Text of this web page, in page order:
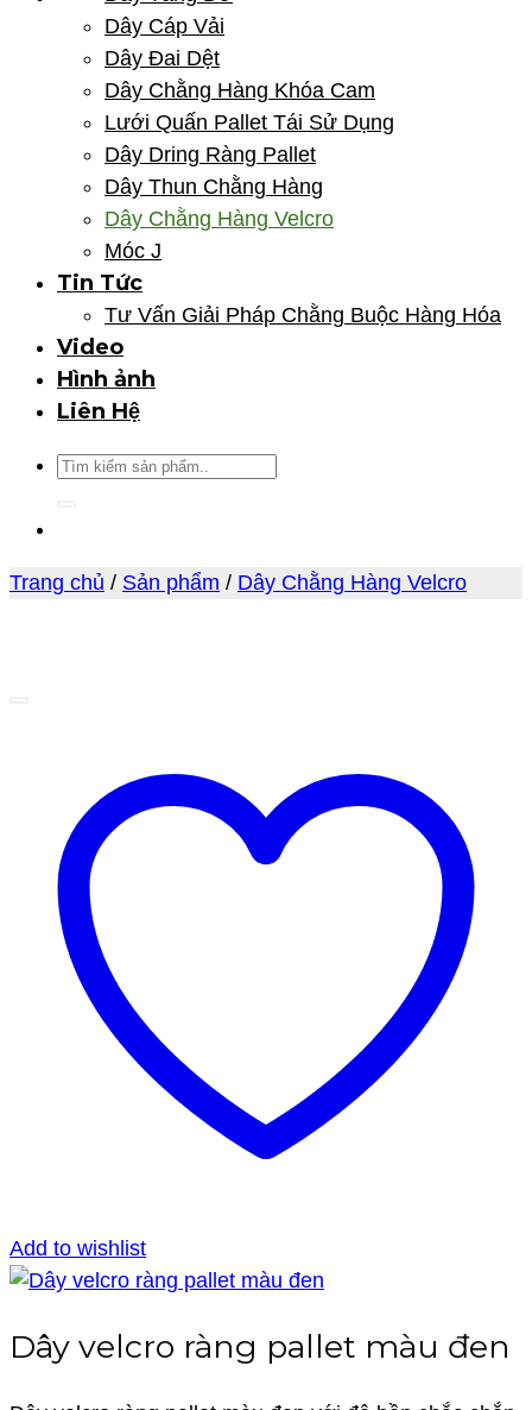
Dây Cáp Vải
Dây Đai Dệt
Dây Chằng Hàng Khóa Cam
Lưới Quấn Pallet Tái Sử Dụng
Dây Dring Ràng Pallet
Dây Thun Chằng Hàng
Dây Chằng Hàng Velcro
Móc J
Tin Tức
Tư Vấn Giải Pháp Chằng Buộc Hàng Hóa
Video
Hình ảnh
Liên Hệ
Tìm
Trang chủ / Sản phẩm / Dây Chằng Hàng Velcro
Add to wishlist
Dây velcro ràng pallet màu đen